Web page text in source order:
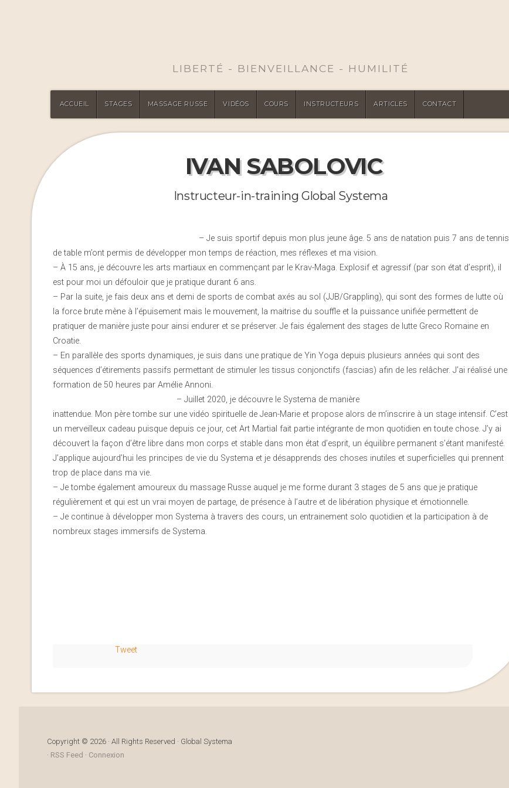
LIBERTÉ - BIENVEILLANCE - HUMILITÉ
ACCUEIL STAGES MASSAGE RUSSE VIDÉOS COURS INSTRUCTEURS ARTICLES CONTACT
IVAN SABOLOVIC
Instructeur-in-training Global Systema
– Je suis sportif depuis mon plus jeune âge. 5 ans de natation puis 7 ans de tennis
de table m’ont permis de développer mon temps de réaction, mes réflexes et ma vision.
– À 15 ans, je découvre les arts martiaux en commençant par le Krav-Maga. Explosif et agressif (par son état d’esprit), il
est pour moi un défouloir que je pratique durant 6 ans.
– Par la suite, je fais deux ans et demi de sports de combat axés au sol (JJB/Grappling), qui sont des formes de lutte où
la force brute mène à l’épuisement mais le mouvement, la maitrise du souffle et la puissance unifiée permettent de
pratiquer de manière juste pour ainsi endurer et se préserver. Je fais également des stages de lutte Greco Romaine en
Croatie.
– En parallèle des sports dynamiques, je suis dans une pratique de Yin Yoga depuis plusieurs années qui sont des
séquences d’étirements passifs permettant de stimuler les tissus conjonctifs (fascias) afin de les relâcher. J’ai réalisé une
formation de 50 heures par Amélie Annoni.
– Juillet 2020, je découvre le Systema de manière
inattendue. Mon père tombe sur une vidéo spirituelle de Jean-Marie et propose alors de m’inscrire à un stage intensif. C’est
un merveilleux cadeau puisque depuis ce jour, cet Art Martial fait partie intégrante de mon quotidien en toute chose. J’y ai
découvert la façon d’être libre dans mon corps et stable dans mon état d’esprit, un équilibre permanent s’étant manifesté.
J’applique aujourd’hui les principes de vie du Systema et je désapprends des choses inutiles et superficielles qui prennent
trop de place dans ma vie.
– Je tombe également amoureux du massage Russe auquel je me forme durant 3 stages de 5 ans que je pratique
régulièrement et qui est un vrai moyen de partage, de présence à l’autre et de libération physique et émotionnelle.
– Je continue à développer mon Systema à travers des cours, un entrainement solo quotidien et la participation à de
nombreux stages immersifs de Systema.
Tweet
Copyright © 2026 · All Rights Reserved · Global Systema
· RSS Feed · Connexion